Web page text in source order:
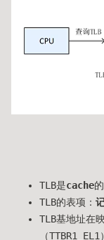
TLB是cache
TLB的表项：
TLB基地址在
（